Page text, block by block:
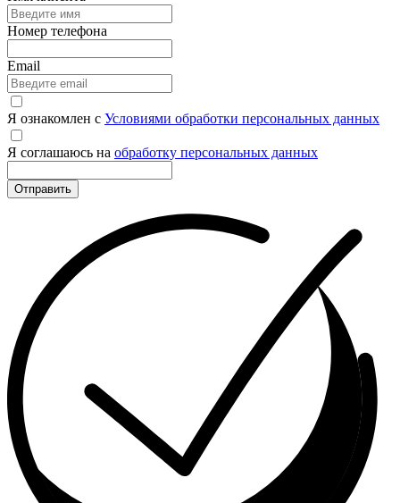
Номер телефона
Email
Я ознакомлен с Условиями обработки персональных данных
Я соглашаюсь на обработку персональных данных
Отправить